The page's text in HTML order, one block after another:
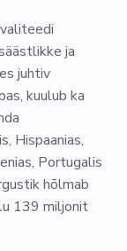
ja
juhtiv
kuulub ka
Hispaanias,
Portugalis
hõlmab
139 miljonit